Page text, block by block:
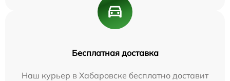
Бесплатная доставка
Наш курьер в Хабаровске бесплатно доставит